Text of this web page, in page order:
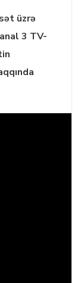
üzrə
3 TV-